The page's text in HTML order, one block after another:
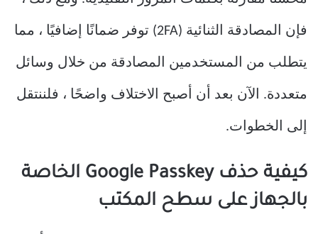
فإن المصادقة الثنائية (2FA) توفر ضمانًا إضافيًا ، مما
يتطلب من المستخدمين المصادقة من خلال وسائل
متعددة. الآن بعد أن أصبح الاختلاف واضحًا ، فلننتقل
إلى الخطوات.
كيفية حذف Google Passkey الخاصة
بالجهاز على سطح المكتب